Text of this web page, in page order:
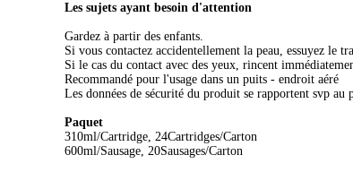
Les sujets ayant besoin d'attention
Gardez à partir des enfants.
Si vous contactez accidentellement la peau, essuyez le
Si le cas du contact avec des yeux, rincent
Recommandé pour l'usage dans un puits - endroit aéré
Les données de sécurité du produit se rapportent svp au
Paquet
310ml/Cartridge, 24Cartridges/Carton
600ml/Sausage, 20Sausages/Carton